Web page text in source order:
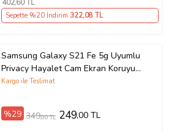
402,60 TL
Sepette %20 İndirim 322,08 TL
Samsung Galaxy S21 Fe 5g Uyumlu
Privacy Hayalet Cam Ekran Koruyucu
(Siyah)
Kargo ile Teslimat
%29 349,00 TL 249,00 TL